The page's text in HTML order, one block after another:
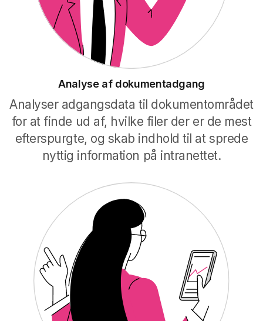
Analyse af dokumentadgang
Analyser adgangsdata til dokumentområdet
for at finde ud af, hvilke filer der er de mest
efterspurgte, og skab indhold til at sprede
nyttig information på intranettet.